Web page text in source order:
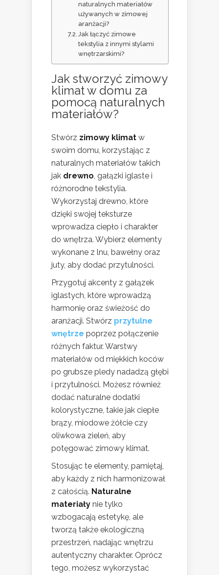
naturalnych materiałów
używanych w zimowej
aranżacji?
Jak łączyć zimowe
tekstylia z innymi stylami
wnętrzarskimi?
Jak stworzyć zimowy
klimat w domu za
pomocą naturalnych
materiałów?
Stwórz zimowy klimat w
swoim domu, korzystając z
naturalnych materiałów takich
jak drewno, gałązki iglaste i
różnorodne tekstylia.
Wykorzystaj drewno, które
dzięki swojej teksturze
wprowadza ciepło i charakter
do wnętrza. Wybierz elementy
wykonane z lnu, bawełny oraz
juty, aby dodać przytulności.
Przygotuj akcenty z gałązek
iglastych, które wprowadzą
harmonię oraz świeżość do
aranżacji. Stwórz przytulne
wnętrze poprzez połączenie
różnych faktur. Warstwy
materiałów od miękkich koców
po grubsze pledy nadadzą głębi
i przytulności. Możesz również
dodać naturalne dodatki
kolorystyczne, takie jak ciepłe
brązy, miodowe żółcie czy
oliwkowa zieleń, aby
potęgować zimowy klimat.
Stosując te elementy, pamiętaj,
aby każdy z nich harmonizował
z całością. Naturalne
materiały nie tylko
wzbogacają estetykę, ale
tworzą także ekologiczną
przestrzeń, nadając wnętrzu
autentyczny charakter. Oprócz
tego, możesz wykorzystać